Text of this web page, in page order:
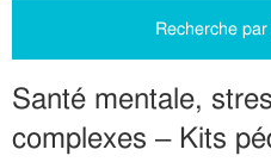
Recherche
Santé mentale,
complexes – Kits